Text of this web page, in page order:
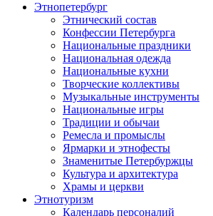
Этнопетербург
Этнический состав
Конфессии Петербурга
Национальные праздники
Национальная одежда
Национальные кухни
Творческие коллективы
Музыкальные инструменты
Национальные игры
Традиции и обычаи
Ремесла и промыслы
Ярмарки и этнофесты
Знаменитые Петербуржцы
Культура и архитектура
Храмы и церкви
Этнотуризм
Календарь персоналий